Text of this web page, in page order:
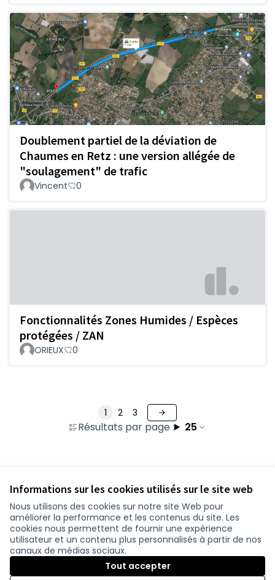
Informations sur les cookies utilisés sur le site web
Nous utilisons des cookies sur notre site Web pour
améliorer la performance et les contenus du site. Les
cookies nous permettent de fournir une expérience
utilisateur et un contenu plus personnalisés à partir de nos
canaux de médias sociaux.
Tout accepter
Doublement partiel de la déviation de
Chaumes en Retz : une version allégée de
"soulagement" de trafic
Vincent 0
Fonctionnalités Zones Humides / Espèces
protégées / ZAN
ORIEUX 0
Résultats par page : 25
1 2 3
Conditions d'utilisation
Paramètres des cookies
participer.loire-atlantique.fr sur Facebook
(Nouvelle fenêtre)
participer.loire-atlantique.fr sur Instagram
(Nouvelle fenêtre)
participer.loire-atlantique.fr sur YouTube
(Nouvelle fenêtre)